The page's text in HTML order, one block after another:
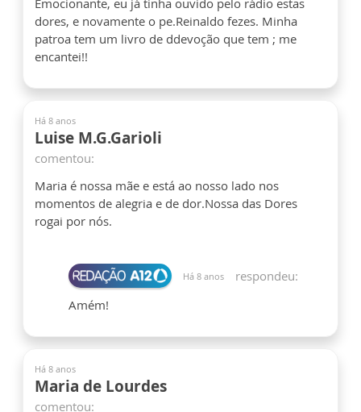
Emocionante, eu já tinha ouvido pelo rádio estas
dores, e novamente o pe.Reinaldo fezes. Minha
patroa tem um livro de ddevoção que tem ; me
encantei!!
Há 8 anos
Luise M.G.Garioli
comentou:
Maria é nossa mãe e está ao nosso lado nos
momentos de alegria e de dor.Nossa das Dores
rogai por nós.
Há 8 anos
respondeu:
Amém!
Há 8 anos
Maria de Lourdes
comentou: